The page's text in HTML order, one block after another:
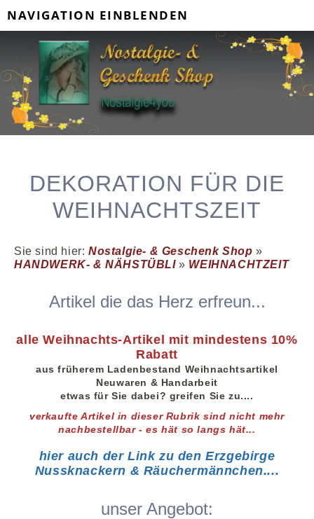
NAVIGATION EINBLENDEN
DEKORATION FÜR DIE
WEIHNACHTSZEIT
Sie sind hier: Nostalgie- & Geschenk Shop »
HANDWERK- & NÄHSTÜBLI» WEIHNACHTZEIT
Artikel die das Herz erfreun...
alle Weihnachts-Artikel mit mindestens 10%
Rabatt
aus früherem Ladenbestand Weihnachtsartikel
Neuwaren & Handarbeit
etwas für Sie dabei? greifen Sie zu....
verkaufte Artikel in dieser Rubrik sind nicht mehr
nachbestellbar - es hät so langs hät...
hier auch der Link zu den Erzgebirge
Nussknackern & Räuchermännchen....
unser Angebot: